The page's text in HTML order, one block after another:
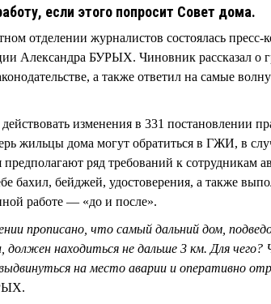
если этого попросит Совет дома.
отделении журналистов состоялась пресс-
Александра БУРЫХ. Чиновник рассказал о
а также ответил на самые
изменения в 331 постановлении
жильцы дома могут обратиться в ГЖИ, в
ряд требований к сотрудникам
бахил, бейджей, удостоверения, а также
работе — «до и после».
прописано, что самый дальний дом,
должен находиться не дальше 3 км. Для чего?
на место аварии и оперативно